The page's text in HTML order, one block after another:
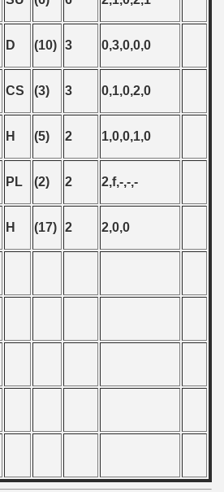
D (10) 3 0,3,0,0,0
CS (3) 3 0,1,0,2,0
H (5) 2 1,0,0,1,0
PL (2) 2 2,f,-,-,-
H (17) 2 2,0,0